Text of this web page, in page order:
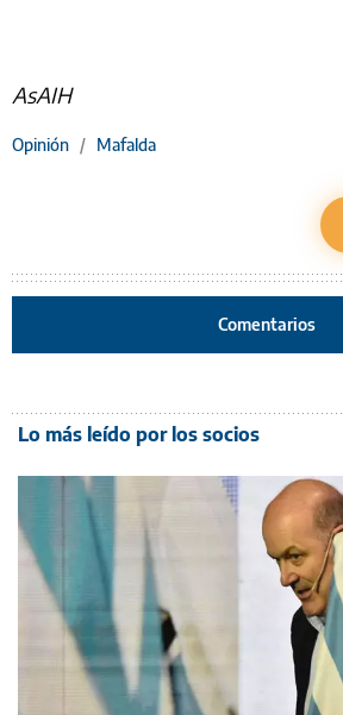
AsAIH
Opinión / Mafalda
Comentarios
Lo más leído por los socios